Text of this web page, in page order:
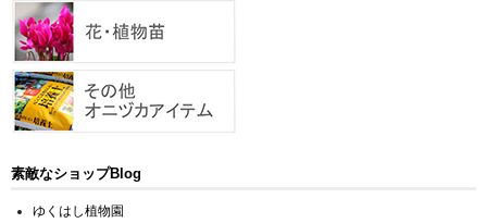
素敵なショップBlog
ゆくはし植物園